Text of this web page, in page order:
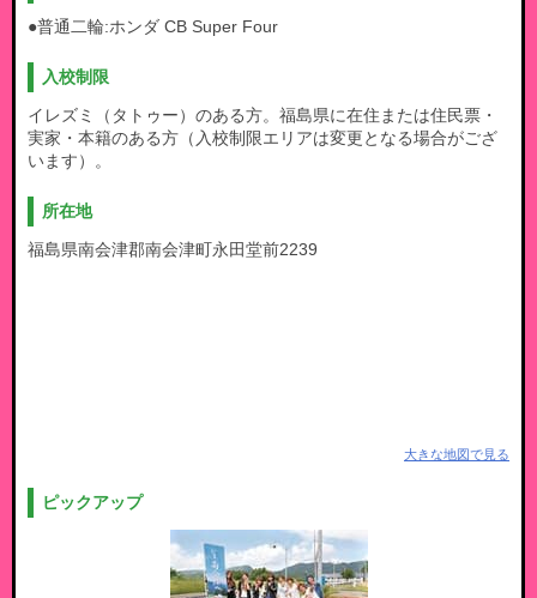
●普通二輪:ホンダ CB Super Four
入校制限
イレズミ（タトゥー）のある方。福島県に在住または住民票・
実家・本籍のある方（入校制限エリアは変更となる場合がござ
います）。
所在地
福島県南会津郡南会津町永田堂前2239
大きな地図で見る
ピックアップ